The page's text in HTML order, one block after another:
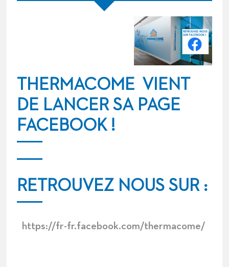
THERMACOME VIENT
DE LANCER SA PAGE
FACEBOOK !
RETROUVEZ NOUS SUR :
https://fr-fr.facebook.com/thermacome/